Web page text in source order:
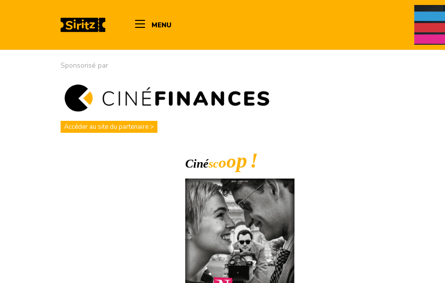
MENU
Sponsorisé par
Accéder au site du partenaire >